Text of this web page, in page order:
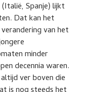
Spanje) lijkt
Dat kan het
van het
minder
decennia waren.
ver boven die